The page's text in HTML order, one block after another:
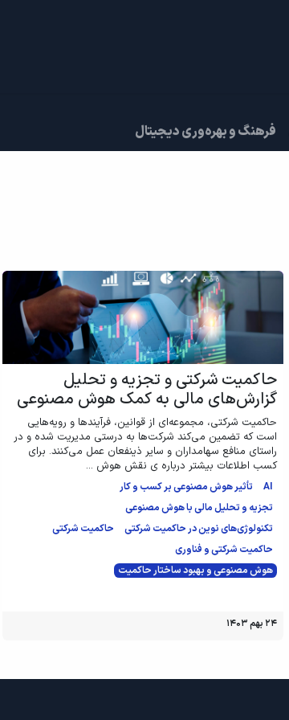
فرهنگ و بهره‌وری دیجیتال
حاکمیت شرکتی و تجزیه و تحلیل
گزارش‌های مالی به کمک هوش مصنوعی
حاکمیت شرکتی، مجموعه‌ای از قوانین، فرآیندها و رویه‌هایی
است که تضمین می‌کند شرکت‌ها به درستی مدیریت شده و در
راستای منافع سهامداران و سایر ذینفعان عمل می‌کنند. برای
کسب اطلاعات بیشتر درباره ی نقش هوش ...
AI
تأثیر هوش مصنوعی بر کسب و کار
تجزیه و تحلیل مالی با هوش مصنوعی
تکنولوژی‌های نوین در حاکمیت شرکتی
حاکمیت شرکتی
حاکمیت شرکتی و فناوری
هوش مصنوعی و بهبود ساختار حاکمیت
۲۴ بهم ۱۴۰۳